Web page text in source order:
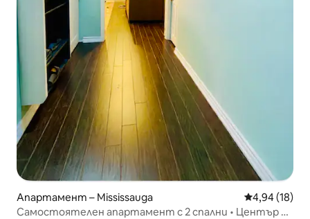
Апартамент – Mississauga Средна
4,94 (18)
Самостоятелен апартамент с 2 спални • Център на